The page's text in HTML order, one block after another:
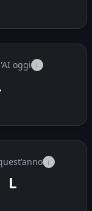
oggi i
i
L